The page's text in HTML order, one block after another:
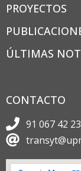
PROYECTOS
ÚLTIMAS
CONTACTO
91 067 42